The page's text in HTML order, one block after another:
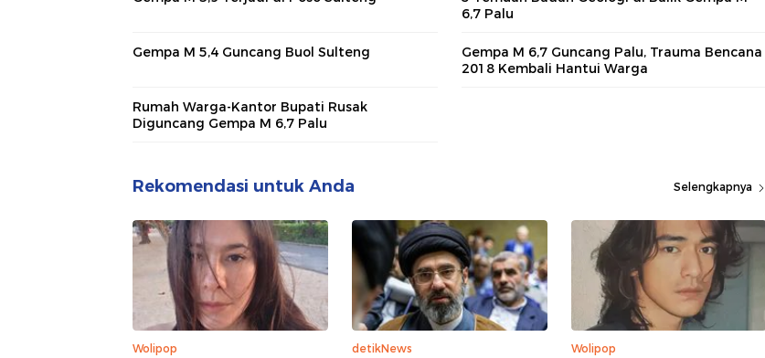
6,7 Palu
Gempa M 5,4 Guncang Buol Sulteng
Gempa M 6,7 Guncang Palu, Trauma Bencana
2018 Kembali Hantui Warga
Rumah Warga-Kantor Bupati Rusak
Diguncang Gempa M 6,7 Palu
Rekomendasi untuk Anda Selengkapnya
Wolipop detikNews Wolipop